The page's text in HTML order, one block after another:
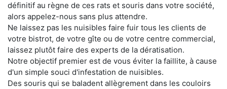
définitif au règne de ces rats et souris dans votre société,
alors appelez-nous sans plus attendre.
Ne laissez pas les nuisibles faire fuir tous les clients de
votre bistrot, de votre gîte ou de votre centre commercial,
laissez plutôt faire des experts de la dératisation.
Notre objectif premier est de vous éviter la faillite, à cause
d'un simple souci d'infestation de nuisibles.
Des souris qui se baladent allègrement dans les couloirs